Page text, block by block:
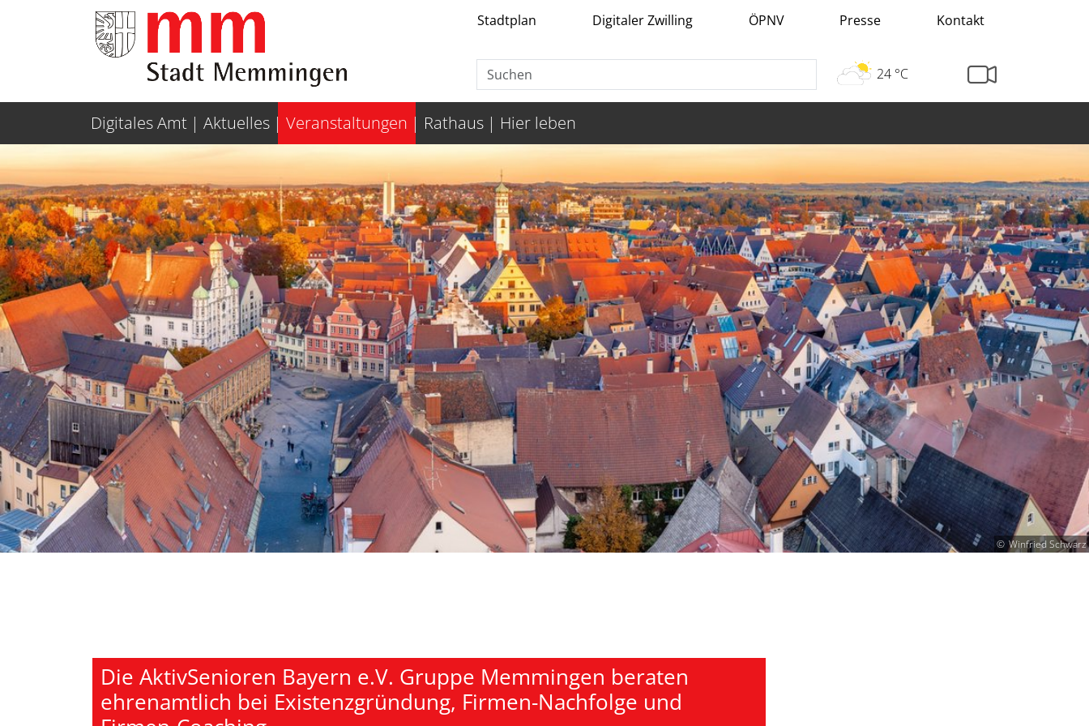
Weiter zur Navigation Weiter zum Inhalt Stadtplan Digitaler Zwilling ÖPNV Presse Kontakt
24 °C
Digitales Amt Aktuelles Veranstaltungen Rathaus Hier leben
Winfried Schwarz
Die AktivSenioren Bayern e.V. Gruppe Memmingen beraten
ehrenamtlich bei Existenzgründung, Firmen-Nachfolge und